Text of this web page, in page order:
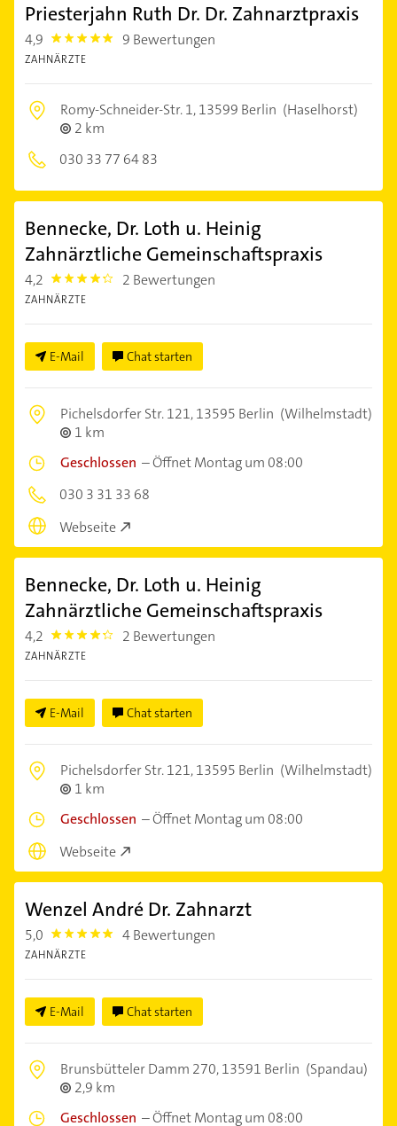
Priesterjahn Ruth Dr. Dr. Zahnarztpraxis
4,9 4.9 9 Bewertungen
ZAHNÄRZTE
Romy-Schneider-Str. 1,13599 Berlin (Haselhorst)
2 km
030 33 77 64 83
Bennecke, Dr. Loth u. Heinig
Zahnärztliche Gemeinschaftspraxis
4,2 4.2000003 2 Bewertungen
ZAHNÄRZTE
E-Mail Chat starten
Pichelsdorfer Str. 121,13595 Berlin (Wilhelmstadt)
1 km
Geschlossen –Öffnet Montag um 08:00
030 3 31 33 68
Webseite
Bennecke, Dr. Loth u. Heinig
Zahnärztliche Gemeinschaftspraxis
4,2 4.2000003 2 Bewertungen
ZAHNÄRZTE
E-Mail Chat starten
Pichelsdorfer Str. 121,13595 Berlin (Wilhelmstadt)
1 km
Geschlossen –Öffnet Montag um 08:00
Webseite
Wenzel André Dr. Zahnarzt
5,0 5.0 4 Bewertungen
ZAHNÄRZTE
E-Mail Chat starten
Brunsbütteler Damm 270,13591 Berlin (Spandau)
2,9 km
Geschlossen –Öffnet Montag um 08:00